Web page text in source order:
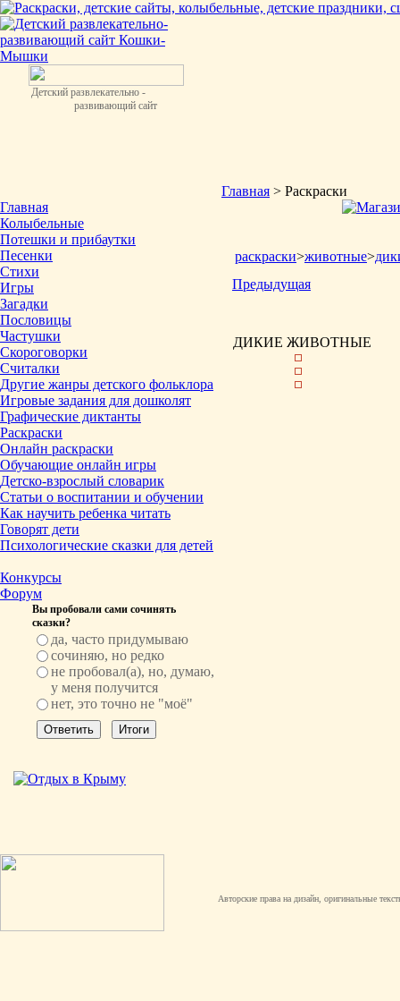
Детский развлекательно -
развивающий сайт
Главная
Колыбельные
Потешки и прибаутки
Песенки
Стихи
Игры
Загадки
Пословицы
Частушки
Скороговорки
Считалки
Другие жанры детского фольклора
Игровые задания для дошколят
Графические диктанты
Раскраски
Онлайн раскраски
Обучающие онлайн игры
Детско-взрослый словарик
Статьи о воспитании и обучении
Как научить ребенка читать
Говорят дети
Психологические сказки для детей
Конкурсы
Форум
Вы пробовали сами сочинять
сказки?
да, часто придумываю
сочиняю, но редко
не пробовал(а), но, думаю,
у меня получится
нет, это точно не "моё"
Главная > Раскраски
раскраски>животные>
Предыдущая
ДИКИЕ ЖИВОТНЫЕ
Авторские права на дизайн, оригинальные